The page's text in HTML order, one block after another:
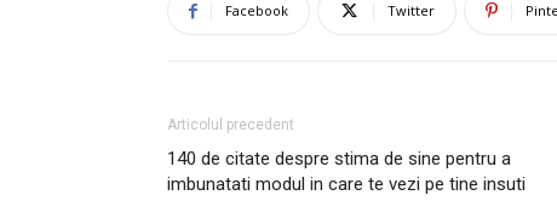
Facebook Twitter
Articolul precedent
140 de citate despre stima de sine pentru a
imbunatati modul in care te vezi pe tine insuti